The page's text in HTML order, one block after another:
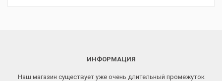
ИНФОРМАЦИЯ
Наш магазин существует уже очень длительный промежуток